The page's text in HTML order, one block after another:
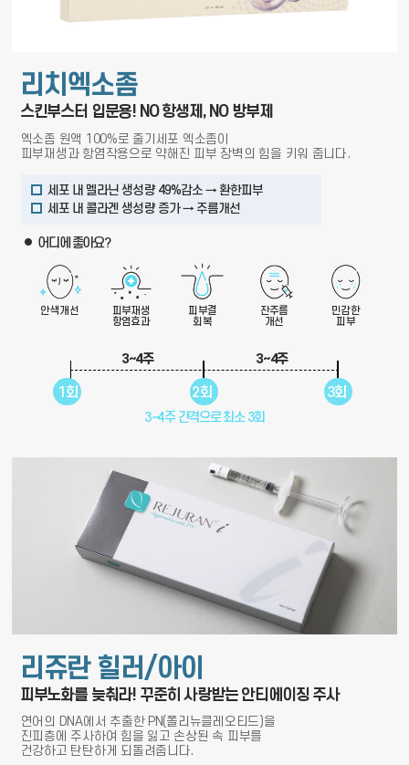
리치엑소좀
스킨부스터 입문용! NO 항생제, NO 방부제
엑소좀 원액 100%로 줄기세포 엑소좀이
피부재생과 항염작용으로 약해진 피부 장벽의 힘을 키워 줍니다.
세포 내 멜라닌 생성량 49%감소 → 환한피부
세포 내 콜라겐 생성량 증가 → 주름개선
어디에 좋아요?
안색개선
피부재생
항염효과
피부결
회복
잔주름
개선
민감한
피부
1회 2회 3회
3~4주 3~4주
3~4주 간격으로 최소 3회
리쥬란 힐러/아이
피부노화를 늦춰라! 꾸준히 사랑받는 안티에이징 주사
연어의 DNA에서 추출한 PN(폴리뉴클레오티드)을
진피층에 주사하여 힘을 잃고 손상된 속 피부를
건강하고 탄탄하게 되돌려줍니다.